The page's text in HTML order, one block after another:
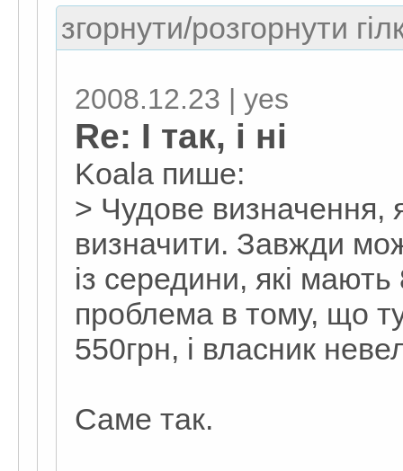
згорнути/розгорнути
2008.12.23 | yes
Re: І так, і ні
Koala пише:
> Чудове визначення,
визначити. Завжди
із середини, які
проблема в тому, що
550грн, і власник
Саме так.